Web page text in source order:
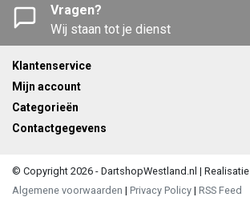
Vragen?
Wij staan tot je dienst
Klantenservice
Mijn account
Categorieën
Contactgegevens
© Copyright 2026 - DartshopWestland.nl | Realisatie
Algemene voorwaarden | Privacy Policy | RSS Feed